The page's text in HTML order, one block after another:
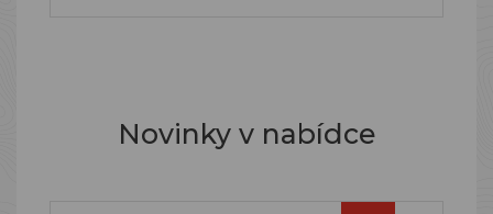
Novinky v nabídce